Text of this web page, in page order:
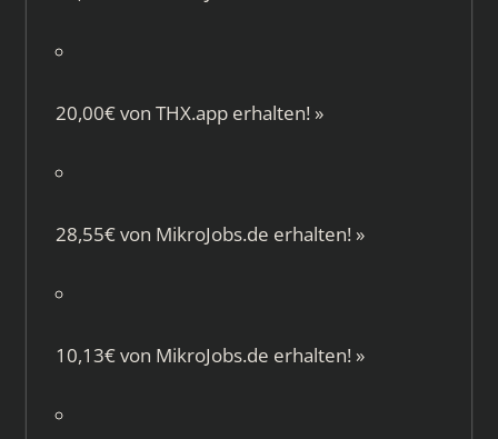
20,00€ von THX.apperhalten! »
28,55€ von MikroJobs.de erhalten! »
10,13€ von MikroJobs.de erhalten! »